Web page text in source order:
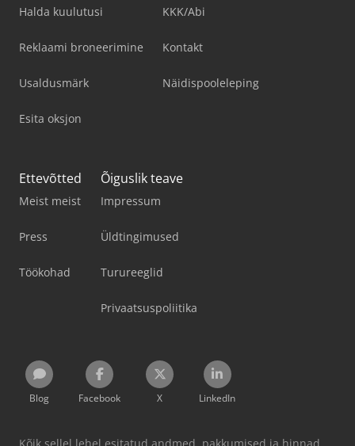
Halda kuulutusi
Reklaami broneerimine
Usaldusmärk
Esita oksjon
KKK/Abi
Kontakt
Näidispooleleping
Ettevõtted
Meist meist
Press
Töökohad
Õiguslik teave
Impressum
Üldtingimused
Turureeglid
Privaatsuspoliitika
Blog Facebook X LinkedIn
Kõik sellel lehel esitatud andmed, pakkumised ja hinnad